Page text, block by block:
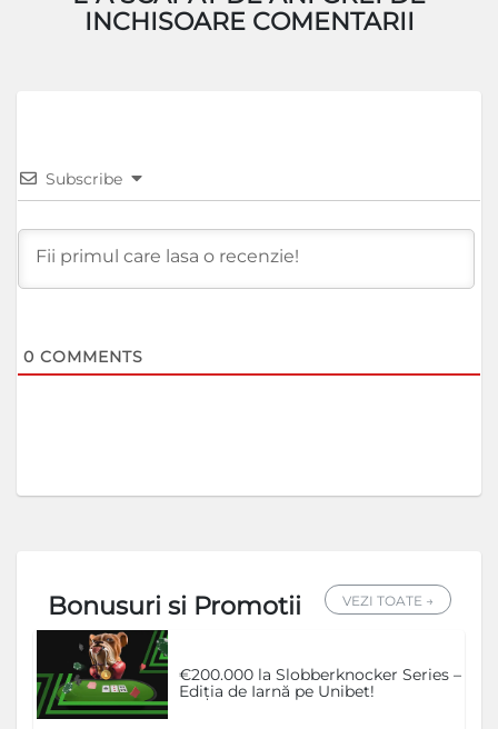
INCHISOARE COMENTARII
Subscribe
0 COMMENTS
Bonusuri si Promotii VEZI TOATE →
€200.000 la Slobberknocker Series –
Ediția de Iarnă pe Unibet!